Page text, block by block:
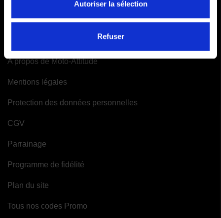
Autoriser la sélection
Refuser
A propos de Moto-Attitude
Mentions légales
Protection des données personnelles
CGV
Parrainage
Programme de fidélité
Plan du site
Tous nos codes Promo